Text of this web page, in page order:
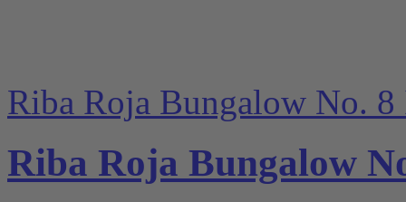
Riba Roja Bungalow No.
Riba Roja Bungalow